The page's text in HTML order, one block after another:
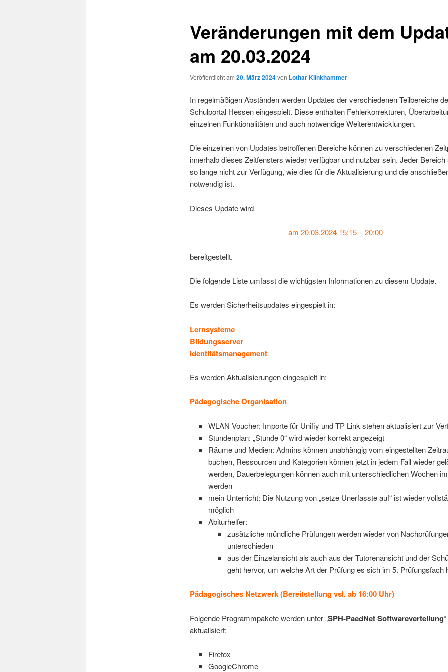
Veränderungen mit dem
am 20.03.2024
Veröffentlicht am 20. März 2024von Lothar Klinkhammer
In regelmäßigen Abständen werden Updates der verschiedenen Teilbereiche
Schulportal Hessen eingespielt. Diese enthalten Fehlerkorrekturen,
einzelnen Funktionalitäten und auch notwendige Weiterentwicklungen.
Die einzelnen von Updates betroffenen Bereiche können zu verschiedenen
innerhalb dieses Zeitfensters wieder verfügbar und nutzbar sein. Jeder Bereich
so lange nicht zur Verfügung, wie dies für die Aktualisierung und die
notwendig ist.
Dieses Update wird
am 20.03.2024 15:15 – 20:00
bereitgestellt.
Die folgende Liste umfasst die wichtigsten Informationen zu diesem Update.
Es werden Sicherheitsupdates eingespielt in:
Lernsysteme
Bildungsserver
Identitätsmanagement
Es werden Aktualisierungen eingespielt in:
Pädagogische Organisation
WLAN Voucher: Importe für Unifiy und TP Link stehen aktualisiert zur
Stundenplan: „Stunde 0“ wird wieder korrekt angezeigt
Räume und Medien: Admins können unabhängig vom eingestellten
buchen, Ressourcen und Kategorien können jetzt in jedem Fall wieder
werden, Dauerbelegungen können auch mit unterschiedlichen Wochen
werden
mein Unterricht: Die Nutzung von „setze Unerfasste auf“ ist wieder
möglich
Abiturhelfer:
zusätzliche mündliche Prüfungen werden wieder von
unterschieden
aus der Einzelansicht als auch aus der Tutorenansicht und der
geht hervor, um welche Art der Prüfung es sich im 5. Prüfungsfach
Pädagogisches Netzwerk (Bereitstellung vsl. ab 16:00 Uhr)
Folgende Programmpakete werden unter „SPH-PaedNet Softwareverteilung“
aktualisiert:
Firefox
GoogleChrome